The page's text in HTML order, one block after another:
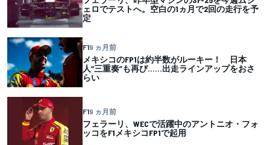
ェロでテストへ。空白の1ヵ月で2回の走行を予
定
F19 ヵ月前
メキシコのFP1は約半数がルーキー！ 日本
人“三重奏”も再び……出走ラインアップをおさ
らい
F19 ヵ月前
フェラーリ、WECで活躍中のアントニオ・フォ
ッコをF1メキシコFP1で起用